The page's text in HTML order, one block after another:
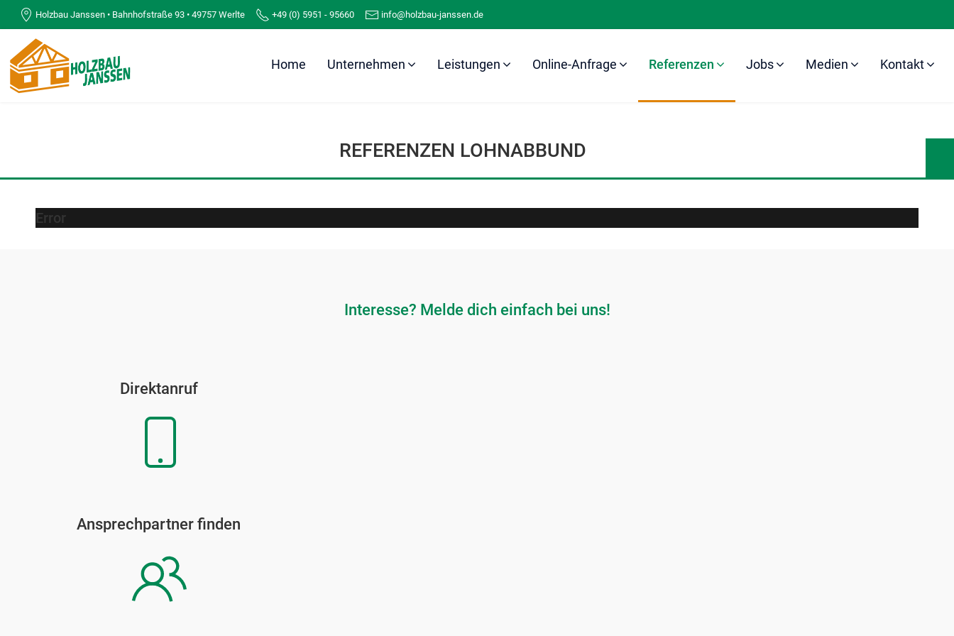
Holzbau Janssen • Bahnhofstraße 93 • 49757 Werlte +49 (0) 5951 - 95660 info@holzbau-janssen.de
Home Unternehmen Leistungen Online-Anfrage Referenzen Jobs Medien Kontakt
REFERENZEN LOHNABBUND
Error
Interesse? Melde dich einfach bei uns!
Direktanruf
Ansprechpartner finden